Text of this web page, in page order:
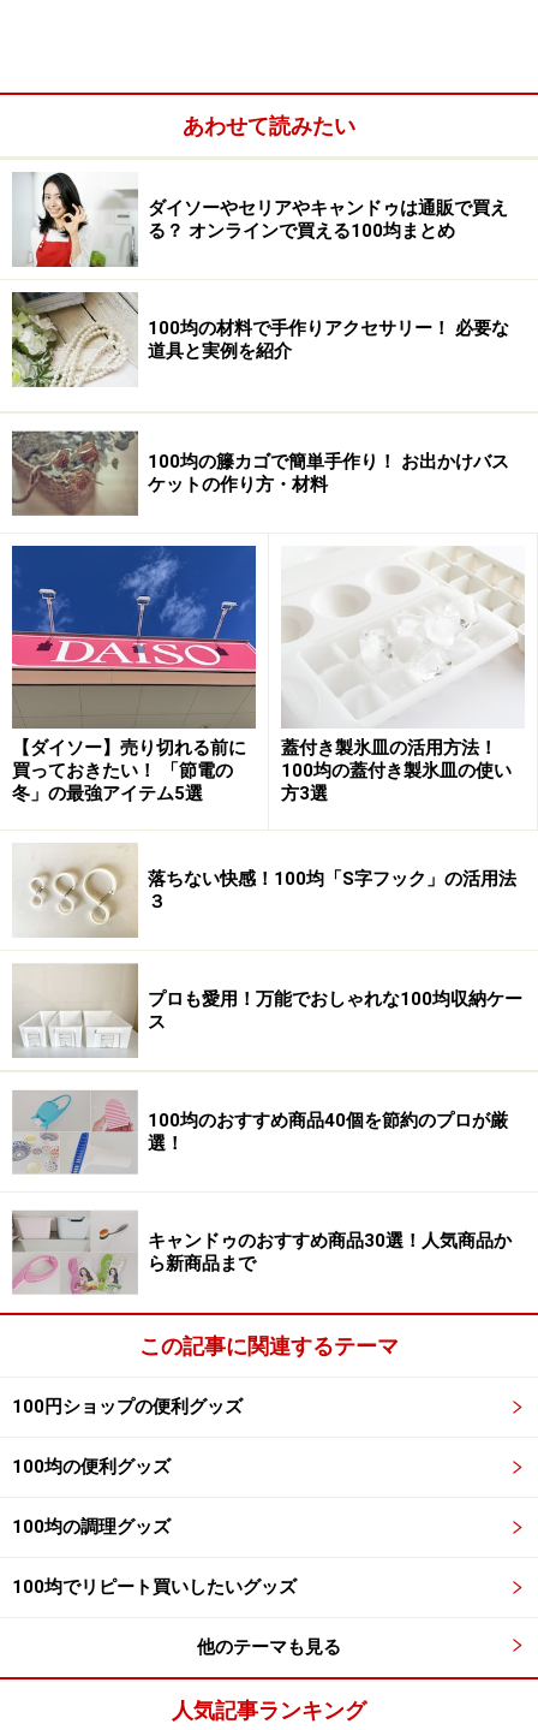
スマホ操作もできる「保湿用グローブ」
ダイソー 保湿用グローブ 110円（税込）
綿100％（本体部分）で肌触りがいいダイソーの「保湿
用グローブ」（税込110円）は、両手の親指と人差し指
部分がメッシュになっていて、付けたままスマートフォ
ンの操作ができる便利アイテムです。
ハンドクリームを塗って手袋をすると、スマートフォン
などのタッチパネルが使えず困った経験をお持ちの方も
いるのでは？ そんな困りごとを解決してくれます。
嫌な静電気を防止してくれる「静電気ガー
ドミスト」
ダイソー 静電気ガードミスト 110円（税込）
乾燥しがちな冬にあるあるのお悩みの一つ、静電気。コ
チっとするのは嫌なものです。
ダイソーの「静電気ガードミスト」は110円（税込）と
いうお手頃価格で、嫌な静電気を防止してくれます。細
かなミスト状なので、衣類にまんべんなく広がってくれ
ます。
足元を温めてくれる「フットウォーマー」
ダイソー フットウォーマー（チェック、カイロ袋付）
330円（税込）
チェック柄が可愛いダイソーの「フットウォーマー」は
ウォーマーですが、こちらのアイテムは上部にポケット
が付いていて、携帯用カイロを入れることができるの
で、より暖かさを感じることができます。節電の冬には
特に重宝するアイテムです。
あわせて読みたい
ダイソーやセリアやキャンドゥは通販で買え
る？ オンラインで買える100均まとめ
100均の材料で手作りアクセサリー！ 必要な
道具と実例を紹介
100均の籐カゴで簡単手作り！ お出かけバス
ケットの作り方・材料
【ダイソー】売り切れる前に
買っておきたい！ 「節電の
冬」の最強アイテム5選
蓋付き製氷皿の活用方法！
100均の蓋付き製氷皿の使い
方3選
落ちない快感！100均「S字フック」の活用法
３
プロも愛用！万能でおしゃれな100均収納ケー
ス
100均のおすすめ商品40個を節約のプロが厳
選！
キャンドゥのおすすめ商品30選！人気商品か
ら新商品まで
この記事に関連するテーマ
100円ショップの便利グッズ
100均の便利グッズ
100均の調理グッズ
100均でリピート買いしたいグッズ
他のテーマも見る
人気記事ランキング